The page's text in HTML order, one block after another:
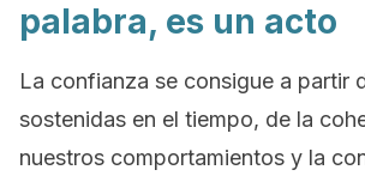
palabra, es un acto
La confianza se consigue a partir
sostenidas en el tiempo, de la
nuestros comportamientos y la